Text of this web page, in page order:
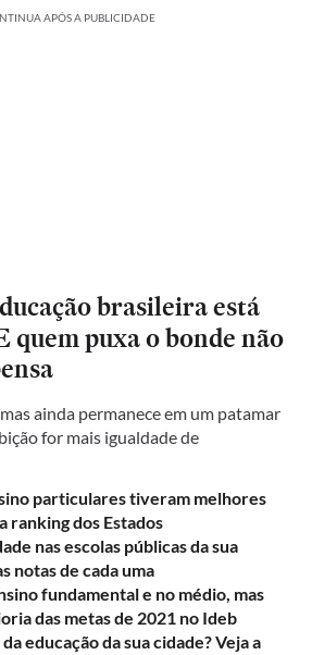
APÓS A PUBLICIDADE
brasileira está
quem puxa o bonde não
ainda permanece em um patamar
for mais igualdade de
particulares tiveram melhores
ranking dos Estados
nas escolas públicas da sua
notas de cada uma
fundamental e no médio, mas
das metas de 2021 no Ideb
educação da sua cidade? Veja a